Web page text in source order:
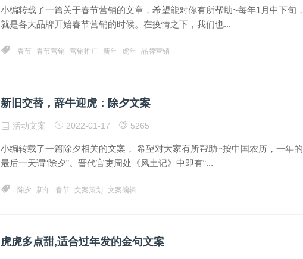
小编转载了一篇关于春节营销的文章，希望能对你有所帮助~每年1月中下旬，
就是各大品牌开始春节营销的时候。在疫情之下，我们也...
春节 春节营销 营销推广 新年 虎年 品牌营销
新旧交替，辞牛迎虎：除夕文案
活动文案 2022-01-17 5265
小编转载了一篇除夕相关的文案， 希望对大家有所帮助~按中国农历，一年的
最后一天谓“除夕”。晋代官吏周处《风土记》中即有“...
除夕 新年 春节 文案策划 文案编辑
虎虎多点甜,适合过年发的金句文案